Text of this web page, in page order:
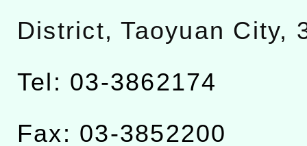
District, Taoyuan City,
Tel: 03-3862174
Fax: 03-3852200